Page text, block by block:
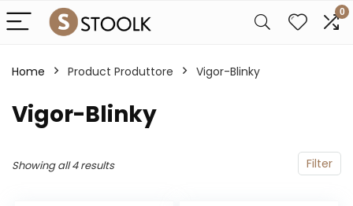
0
Home Product Produttore ‎Vigor-Blinky
‎Vigor-Blinky
Filter
Showing all 4 results